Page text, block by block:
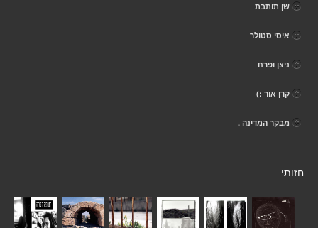
שן תותבת
איסי סטולר
ניצן ופרח
קרן אור :)
מבקר המדינה .
חזותי